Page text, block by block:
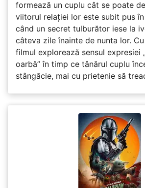
formează un cuplu cât se poate
viitorul relației lor este subit pus
când un secret tulburător iese la
câteva zile înainte de nunta lor.
filmul explorează sensul expresiei
oarbă” în timp ce tânărul cuplu
stângăcie, mai cu prietenie să